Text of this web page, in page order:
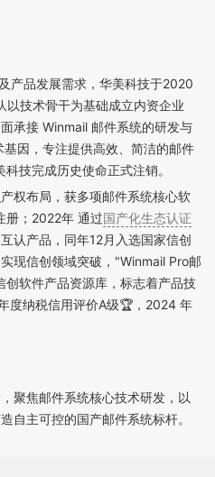
产品发展需求，华美科技于2020
以技术骨干为基础成立内资企业
承接 Winmail 邮件系统的研发与
因，专注提供高效、简洁的邮件
技完成历史使命正式注销。
权布局，获多项邮件系统核心软
册；2022年 通过国产化生态认证
认产品，同年12月入选国家信创
现信创领域突破，"Winmail Pro邮
软件产品资源库，标志着产品技
度纳税信用评价A级🏆，2024 年
聚焦邮件系统核心技术研发，以
自主可控的国产邮件系统标杆。